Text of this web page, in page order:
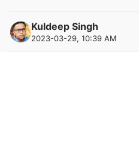
Kuldeep Singh
2023-03-29, 10:39 AM